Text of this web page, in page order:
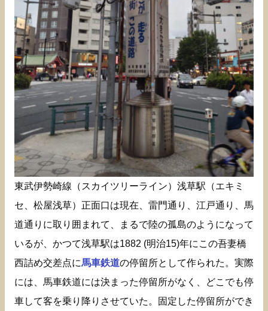
東武伊勢崎線（スカイツリーライン）浅草駅（エキミ
セ、松屋浅草）正面口は現在、雷門通り、江戸通り、馬
道通りに取り囲まれて、まるで陸の孤島のようになって
いるが、かつて浅草駅は1882 (明治15)年にこの吾妻橋
西詰め交差点に馬車鉄道の停留所として作られた。実際
には、馬車鉄道には決まった停留所がなく、どこでも停
車して客を乗り降りさせていた。固定した停留所ができ